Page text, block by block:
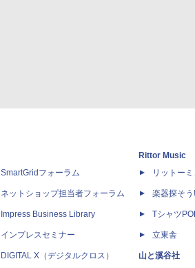
SmartGridフォーラム
ネットショップ担当者フォーラム
Impress Business Library
インプレスセミナー
DIGITAL X（デジタルクロス）
Rittor Music
リットー
楽器探そう
Tシャツ
立東舎
山と溪谷社